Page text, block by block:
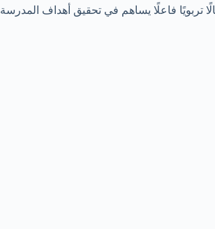
تربويًا فاعلًا يساهم في تحقيق أهداف المدرسة